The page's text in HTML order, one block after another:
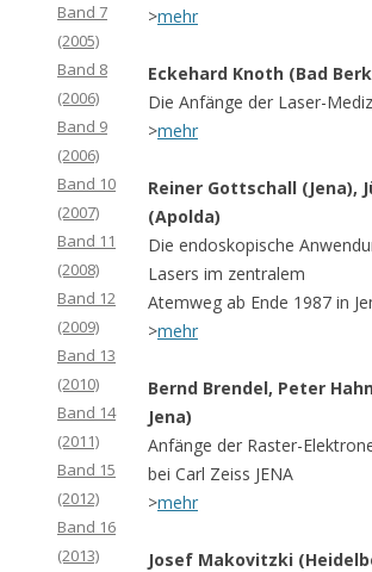
>mehr
Eckehard Knoth (Bad
Die Anfänge der Laser-
>mehr
Reiner Gottschall (Jena),
(Apolda)
Die endoskopische
Lasers im zentralem
Atemweg ab Ende 1987 in
>mehr
Bernd Brendel, Peter
Jena)
Anfänge der Raster-
bei Carl Zeiss JENA
>mehr
Josef Makovitzki
Band 7
(2005)
Band 8
(2006)
Band 9
(2006)
Band 10
(2007)
Band 11
(2008)
Band 12
(2009)
Band 13
(2010)
Band 14
(2011)
Band 15
(2012)
Band 16
(2013)